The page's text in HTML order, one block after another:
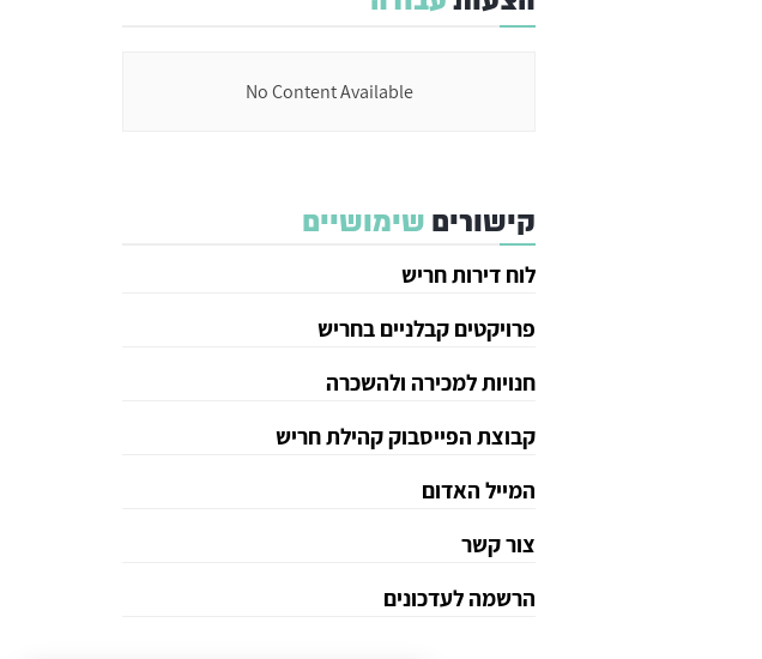
No Content Available
קישורים שימושיים
לוח דירות חריש
פרויקטים קבלניים בחריש
חנויות למכירה ולהשכרה
קבוצת הפייסבוק קהילת חריש
המייל האדום
צור קשר
הרשמה לעדכונים